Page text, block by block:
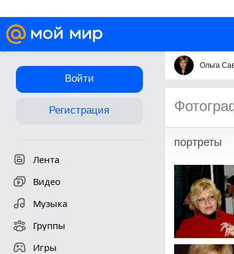
Войти
Регистрация
Лента
Видео
Музыка
Группы
Игры
Ольга
портреты